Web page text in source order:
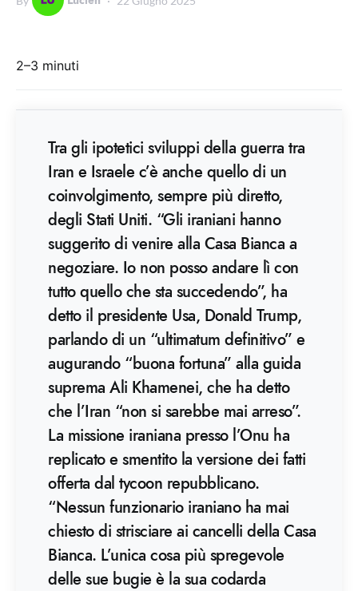
2–3 minuti
Tra gli ipotetici sviluppi della guerra tra
Iran e Israele c’è anche quello di un
coinvolgimento, sempre più diretto,
degli Stati Uniti. “Gli iraniani hanno
suggerito di venire alla Casa Bianca a
negoziare. Io non posso andare lì con
tutto quello che sta succedendo”, ha
detto il presidente Usa, Donald Trump,
parlando di un “ultimatum definitivo” e
augurando “buona fortuna” alla guida
suprema Ali Khamenei, che ha detto
che l’Iran “non si sarebbe mai arreso”.
La missione iraniana presso l’Onu ha
replicato e smentito la versione dei fatti
offerta dal tycoon repubblicano.
“Nessun funzionario iraniano ha mai
chiesto di strisciare ai cancelli della Casa
Bianca. L’unica cosa più spregevole
delle sue bugie è la sua codarda